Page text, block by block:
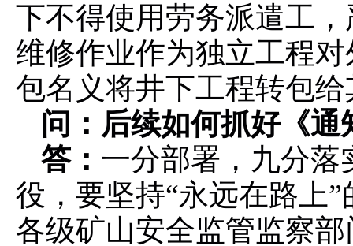
下不得使用劳务派遣工
维修作业作为独立工程
包名义将井下工程转包
问：后续如何抓好《通
答： 一分部署，九分落
役，要坚持“永远在路上
各级矿山安全监管监察